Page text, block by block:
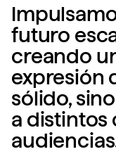
futuro
creando
expresión
sólido,
a distintos